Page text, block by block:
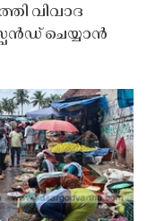
വിവാദ
ചെയ്യാൻ